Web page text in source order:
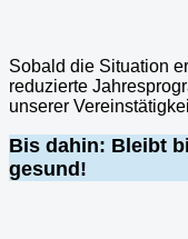
Sobald die Situation
reduzierte
unserer
Bis dahin: Bleibt
gesund!